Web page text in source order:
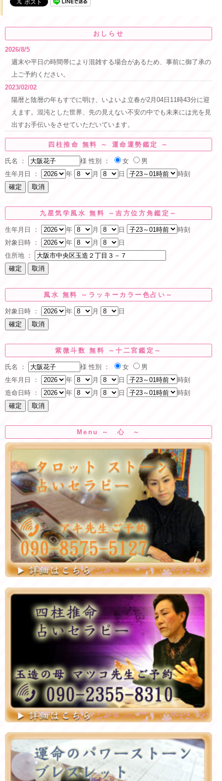
おしらせ
2026/8/5
週末や平日の時間帯により混雑する場合があるため、事前に御了承の
上ご予約ください。
2023/02/02
陽暦と陰暦の年もすでに明け、いよいよ立春が2月04日11時43分に迎
えます。混沌とした世界、先の見えない不安の中でも未来には光を見
出すお手伝いをさせていただいています。
四柱推命 無料 ～ 運命運勢鑑定 ～
氏名 ： 様 性別 ： 女
男
生年月日 ：
年 月 日 時刻
九星気学風水 無料 ～吉方位方角鑑定～
生年月日 ： 年 月 日
時刻
対象日時 ：
年 月
日
住所地 ：
風水 無料 ～ラッキーカラー色占い～
対象日時 ： 年 月 日
紫微斗数 無料 ～十二宮鑑定～
氏名 ： 様 性別 ： 女
男
生年月日 ：
年 月 日
時刻
造命日時 ：
年 月 日 時刻
Menu ～ 心 ～